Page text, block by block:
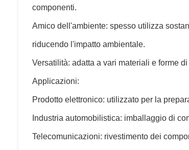
componenti.
Amico dell'ambiente: spesso utilizza
riducendo l'impatto ambientale.
Versatilità: adatta a vari materiali e forme
Applicazioni:
Prodotto elettronico: utilizzato per la
Industria automobilistica: imballaggio di
Telecomunicazioni: rivestimento dei